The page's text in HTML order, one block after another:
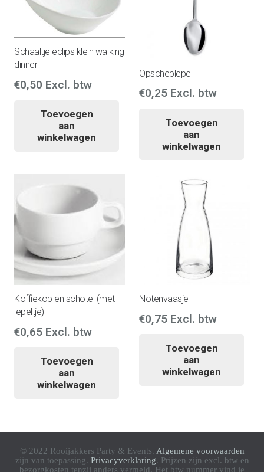
Schaaltje eclips klein walking
dinner
€0,50 Excl. btw
Toevoegen
aan
winkelwagen
Opscheplepel
€0,25 Excl. btw
Toevoegen
aan
winkelwagen
Koffiekop en schotel (met
lepeltje)
€0,65 Excl. btw
Toevoegen
aan
winkelwagen
Notenvaasje
€0,75 Excl. btw
Toevoegen
aan
winkelwagen
© 2022 Rooijakkers Party & Events. Algemene voorwaarden
zijn van toepassing. Privacyverklaring. Prijzen zijn excl. btw en
bezorgkosten tenzij anders vermeld. Het btw nummer vind je